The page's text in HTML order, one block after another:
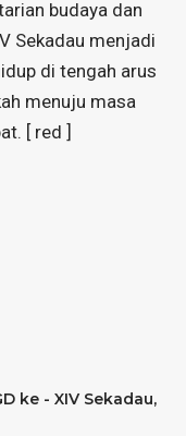
budaya dan
Sekadau menjadi
di tengah arus
menuju masa
[ red ]
ke - XIV Sekadau